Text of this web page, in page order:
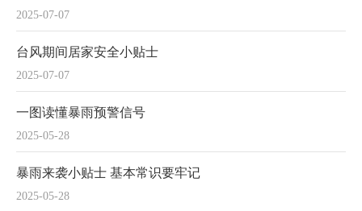
2025-07-07
2025-07-07
台风期间居家安全小贴士
2025-05-28
一图读懂暴雨预警信号
2025-05-28
暴雨来袭小贴士 基本常识要牢记